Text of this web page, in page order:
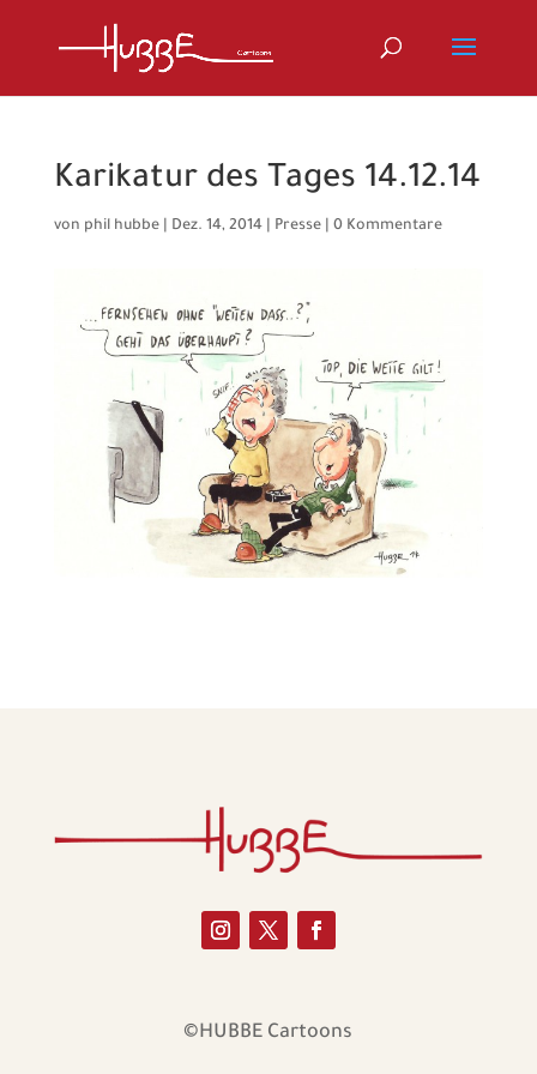
Karikatur des Tages 14.12.14
von phil hubbe| Dez. 14, 2014| Presse| 0 Kommentare
©HUBBE Cartoons